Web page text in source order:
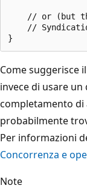
// or (but
//
Come suggerisce
invece di usare
completamento di
probabilmente
Per informazioni
Concorrenza e
Note